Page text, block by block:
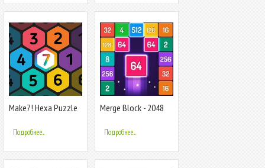
Make7! Hexa Puzzle
Подробнее...
Merge Block - 2048
Подробнее...